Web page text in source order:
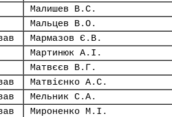
Малишев В.С.
Мальцев В.О.
Мармазов Є.В.
Мартинюк А.І.
Матвєєв В.Г.
Матвієнко А.С.
Мельник С.А.
Мироненко М.І.